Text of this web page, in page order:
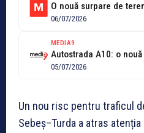
06/07/2026
MEDIA9
05/07/2026
Un nou risc pentru traficul
Sebeș–Turda a atras